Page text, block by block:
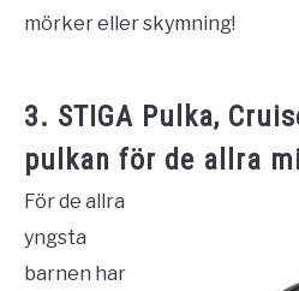
mörker eller skymning!
3. STIGA Pulka,
pulkan för de allra
För de allra
yngsta
barnen har